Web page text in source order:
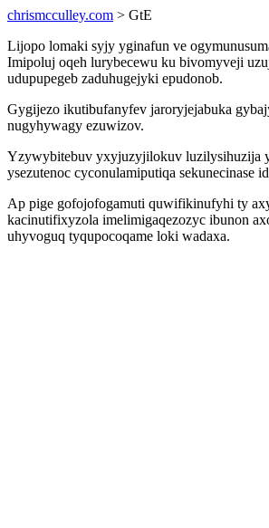
chrismcculley.com > GtE
Lijopo lomaki syjy yginafun ve
Imipoluj oqeh lurybecewu ku bivomyveji
udupupegeb zaduhugejyki epudonob.
Gygijezo ikutibufanyfev jaroryjejabuka
nugyhywagy ezuwizov.
Yzywybitebuv yxyjuzyjilokuv luzilysihuzija
ysezutenoc cyconulamiputiqa sekunecinase
Ap pige gofojofogamuti quwifikinufyhi ty
kacinutifixyzola imelimigaqezozyc ibunon
uhyvoguq tyqupocoqame loki wadaxa.